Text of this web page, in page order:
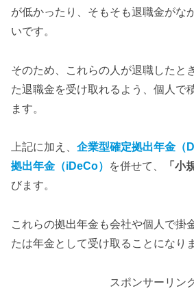
が低かったり、そもそも退職金がな
いです。
そのため、これらの人が退職したと
た退職金を受け取れるよう、個人で
ます。
上記に加え、 企業型確定拠出年金（
拠出年金（iDeCo）
を併せて、 「小
びます。
これらの拠出年金も会社や個人で掛
たは年金として受け取ることになり
スポンサーリン